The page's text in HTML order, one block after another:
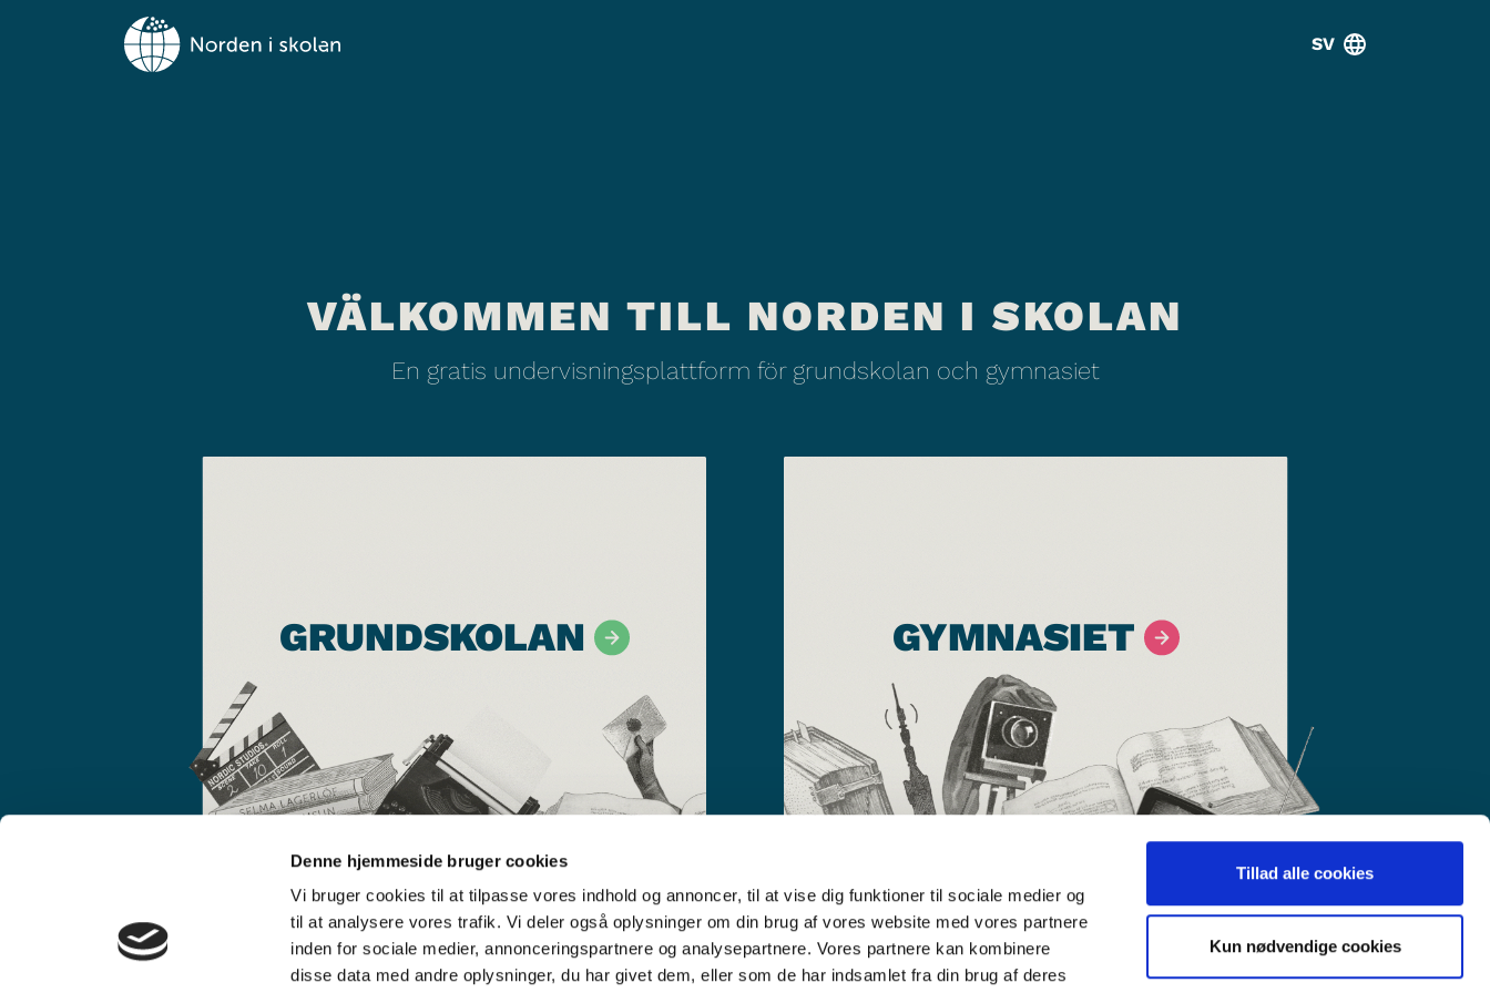
Denne hjemmeside bruger cookies
Vi bruger cookies til at tilpasse vores indhold og annoncer, til at vise dig funktioner til sociale medier og
til at analysere vores trafik. Vi deler også oplysninger om din brug af vores website med vores partnere
inden for sociale medier, annonceringspartnere og analysepartnere. Vores partnere kan kombinere
disse data med andre oplysninger, du har givet dem, eller som de har indsamlet fra din brug af deres
Tillad alle cookies
Kun nødvendige cookies
SV
VÄLKOMMEN TILL NORDEN I SKOLAN
En gratis undervisningsplattform för grundskolan och gymnasiet
GRUNDSKOLAN GYMNASIET